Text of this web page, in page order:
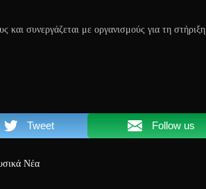
συνεργάζεται με οργανισμούς για τη στήριξη
Tweet Follow us
Νέα